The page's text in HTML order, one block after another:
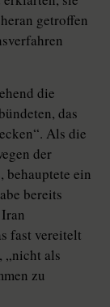
getroffen
die
das
Als die
der
behauptete ein
bereits
fast vereitelt
„nicht als
zu